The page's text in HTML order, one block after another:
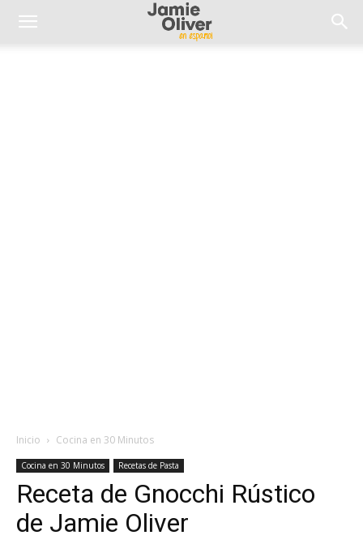
Inicio Cocina en 30 Minutos
Cocina en 30 Minutos Recetas de Pasta
Receta de Gnocchi Rústico
de Jamie Oliver